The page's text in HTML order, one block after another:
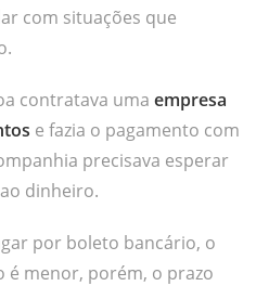
com situações que
contratava umaempresa
e fazia o pagamento com
precisava esperar
dinheiro.
por boleto bancário, o
é menor, porém, o prazo